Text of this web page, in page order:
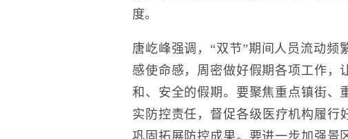
度。
唐屹峰强调，“双节”期间人员流动
感使命感，周密做好假期各项工作，
和、安全的假期。要聚焦重点镇街、
实防控责任，督促各级医疗机构履行
巩固拓展防控成果。要进一步加强景